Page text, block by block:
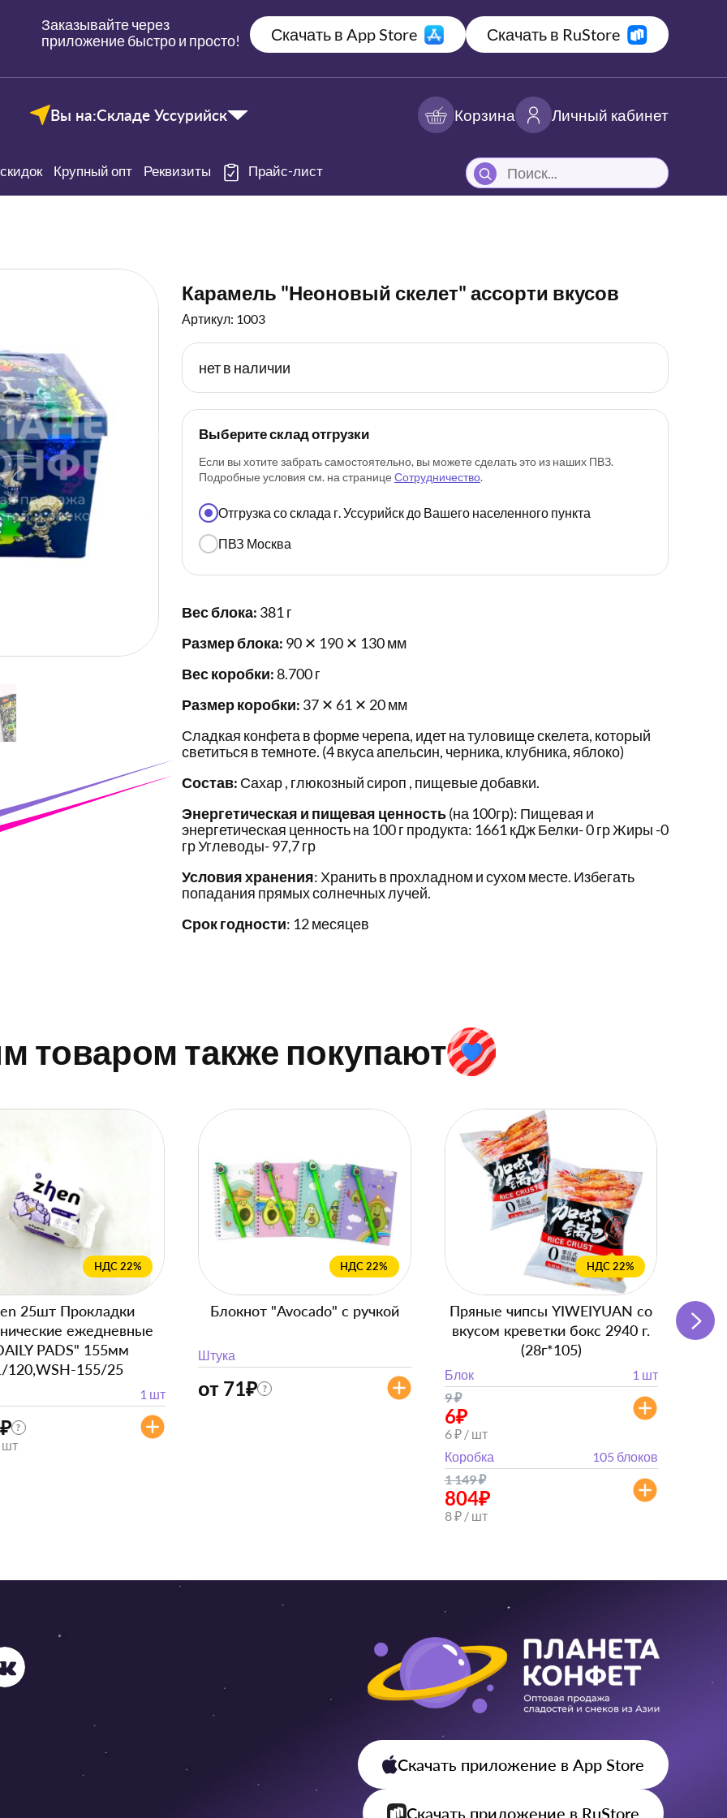
Заказывайте через
приложение быстро и просто!
Скачать в App Store Скачать в RuStore
Вы на:Складе Уссурийск Корзина Личный кабинет
Крупный опт Реквизиты Прайс-лист
Карамель "Неоновый скелет" ассорти вкусов
Артикул: 1003
нет в наличии
Выберите склад отгрузки
Если вы хотите забрать самостоятельно, вы можете сделать это из наших ПВЗ.
Подробные условия см. на странице Сотрудничество.
Отгрузка со склада г. Уссурийск до Вашего населенного пункта
ПВЗ Москва
Вес блока: 381 г
Размер блока: 90 ✕ 190 ✕ 130 мм
Вес коробки:8.700 г
Размер коробки: 37 ✕ 61 ✕ 20 мм
Сладкая конфета в форме черепа, идет на туловище скелета, который
светиться в темноте. (4 вкуса апельсин, черника, клубника, яблоко)
Состав: Сахар , глюкозный сироп , пищевые добавки.
Энергетическая и пищевая ценность(на 100гр): Пищевая и
энергетическая ценность на 100 г продукта: 1661 кДж Белки- 0 гр Жиры -0
гр Углеводы- 97,7 гр
Условия хранения: Хранить в прохладном и сухом месте. Избегать
попадания прямых солнечных лучей.
Срок годности: 12 месяцев
товаром также покупают
НДС 22%
25шт Прокладки
ежедневные
PADS" 155мм
120,WSH-155/25
1 шт
₽ ?
шт
НДС 22%
Блокнот "Avocado" с ручкой
Штука
от 71₽ ?
НДС 22%
Пряные чипсы YIWEIYUAN со
вкусом креветки бокс 2940 г.
(28г*105)
Блок
1 шт
9₽
6₽
6 ₽ / шт
Коробка
105 блоков
1 149₽
804₽
8 ₽ / шт
Скачать приложение в App Store
Скачать приложение в RuStore